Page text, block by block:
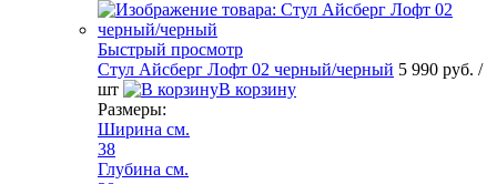
Быстрый просмотр
Стул Айсберг Лофт 02 черный/черный 5 990 руб. /
шт
В корзину
Размеры:
Ширина см.
38
Глубина см.